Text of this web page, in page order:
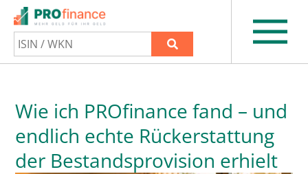
Wie ich PROfinance fand – und
endlich echte Rückerstattung
der Bestandsprovision erhielt